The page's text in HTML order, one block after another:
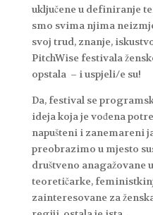
uključene u definiranje
smo svima njima
svoj trud, znanje,
PitchWise festivala
opstala – i uspjeli/e su!
Da, festival se
ideja koja je vođena
napušteni i zanemareni
preobrazimo u mjesto
društveno anagažovane
teoretičarke,
zainteresovane za